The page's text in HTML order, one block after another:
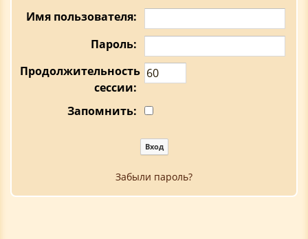
Имя пользователя:
Пароль:
Продолжительность
сессии:
Запомнить:
Забыли пароль?